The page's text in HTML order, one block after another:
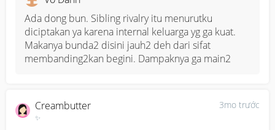
Ada dong bun. Sibling rivalry itu menurutku
diciptakan ya karena internal keluarga yg ga kuat.
Makanya bunda2 disini jauh2 deh dari sifat
membanding2kan begini. Dampaknya ga main2
3mo trước
Creambutter
✨